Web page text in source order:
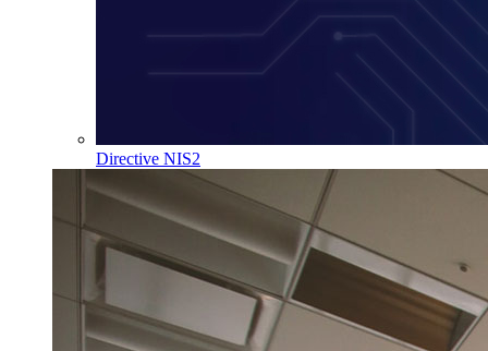
Directive NIS2